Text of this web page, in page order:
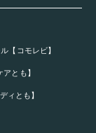
【コモレビ】
とも】
ィとも】